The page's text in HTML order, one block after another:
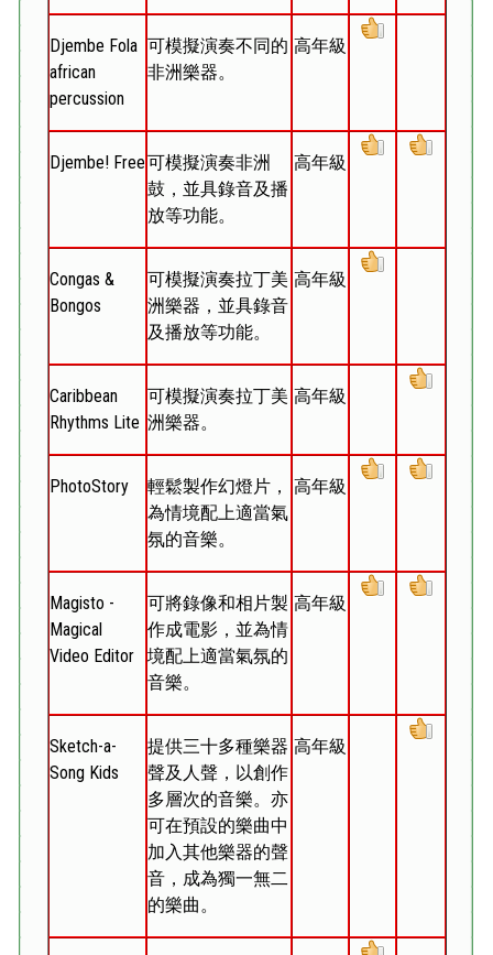
Djembe Fola
african
percussion
可模擬演奏不同的
非洲樂器。
高年級
Djembe! Free可模擬演奏非洲
鼓，並具錄音及播
放等功能。
高年級
Congas &
Bongos
可模擬演奏拉丁美
洲樂器，並具錄音
及播放等功能。
高年級
Caribbean
Rhythms Lite
可模擬演奏拉丁美
洲樂器。
高年級
PhotoStory
輕鬆製作幻燈片，
為情境配上適當氣
氛的音樂。
高年級
Magisto -
Magical
Video Editor
可將錄像和相片製
作成電影，並為情
境配上適當氣氛的
音樂。
高年級
Sketch-a-
Song Kids
提供三十多種樂器
聲及人聲，以創作
多層次的音樂。亦
可在預設的樂曲中
加入其他樂器的聲
音，成為獨一無二
的樂曲。
高年級